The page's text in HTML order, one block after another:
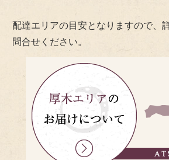
配達エリアの目安となりますので、
問合せください。